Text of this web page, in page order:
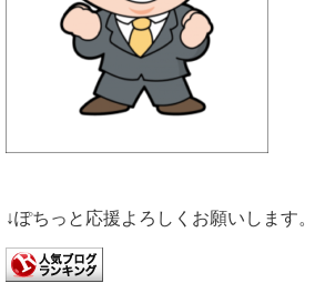
↓ぽちっと応援よろしくお願いします。